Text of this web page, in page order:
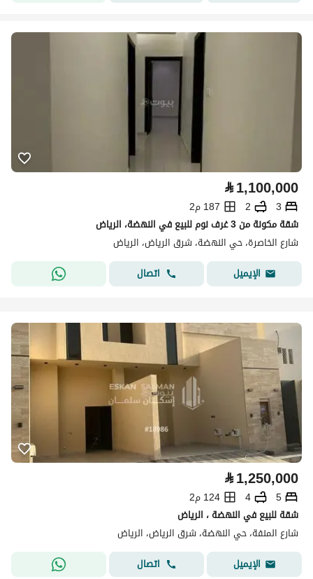
⃁1,100,000
3
2
187 م2
شقة مكونة من 3 غرف نوم للبيع في النهضة، الرياض
شارع الخاصرة، حي النهضة، شرق الرياض، الرياض
الإيميل
اتصال
⃁1,250,000
5
4
124 م2
شقة للبيع في النهضة ، الرياض
شارع المنفة، حي النهضة، شرق الرياض، الرياض
الإيميل
اتصال